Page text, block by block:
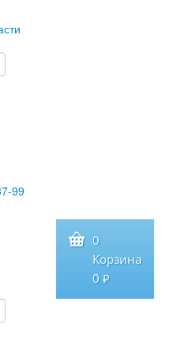
99
0
Корзина
0 ₽